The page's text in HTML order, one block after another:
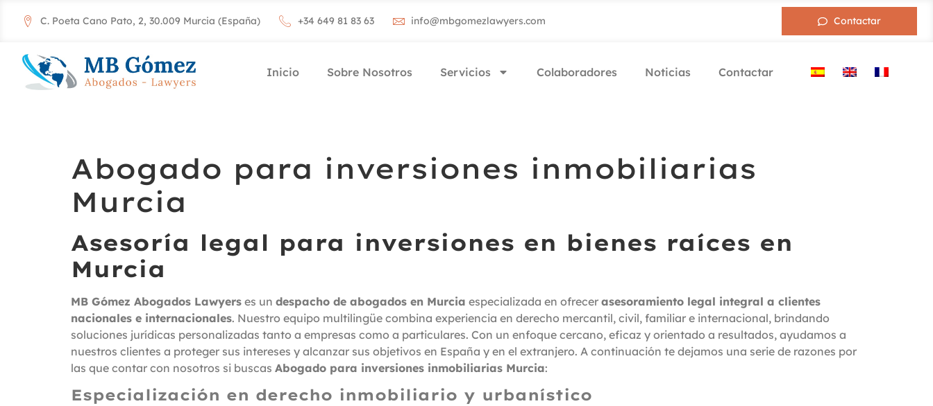
C. Poeta Cano Pato, 2, 30.009 Murcia (España) +34 649 81 83 63 info@mbgomezlawyers.com Contactar
Inicio Sobre Nosotros Servicios Colaboradores Noticias Contactar
Abogado para inversiones inmobiliarias
Murcia
Asesoría legal para inversiones en bienes raíces en
Murcia
MB Gómez Abogados Lawyers es un despacho de abogados en Murcia especializada en ofrecer asesoramiento legal integral a clientes
nacionales e internacionales. Nuestro equipo multilingüe combina experiencia en derecho mercantil, civil, familiar e internacional, brindando
soluciones jurídicas personalizadas tanto a empresas como a particulares. Con un enfoque cercano, eficaz y orientado a resultados, ayudamos a
nuestros clientes a proteger sus intereses y alcanzar sus objetivos en España y en el extranjero. A continuación te dejamos una serie de razones por
las que contar con nosotros si buscas Abogado para inversiones inmobiliarias Murcia:
Especialización en derecho inmobiliario y urbanístico